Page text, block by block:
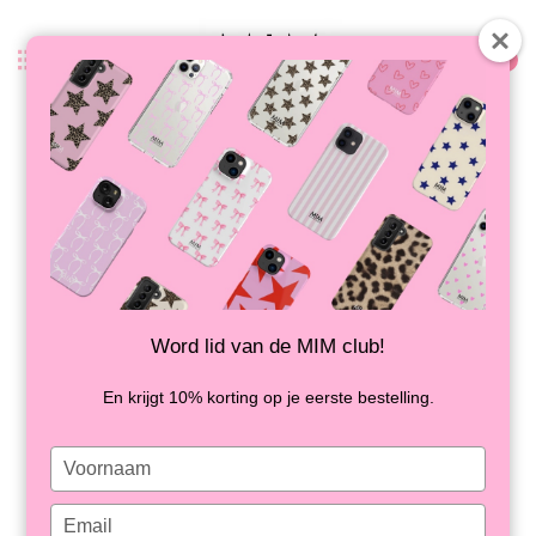
0
Zurück
CLOUD CASE PINK - SHOCKPROOF
AUF LAGER
Word lid van de MIM club!
En krijgt 10% korting op je eerste bestelling.
Type
your
name
Type